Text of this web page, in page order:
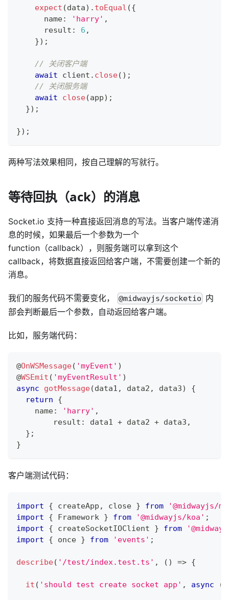
expect (data) . toEqual ({
      name
: 'harry' ,
      result
: 6 ,
}) ;
// 关闭客户端
await client . close( ) ;
// 关闭服务端
await
close(app) ;
}) ;
}) ;
两种写法效果相同，按自己理解的写就行。
等待回执（ack）的消息
Socket.io 支持一种直接返回消息的写法。当客户端传递消
息的时候，如果最后一个参数为一个
function（callback），则服务端可以拿到这个
callback，将数据直接返回给客户端，不需要创建一个新的
消息。
我们的服务代码不需要变化， @midwayjs/socketio 内
部会判断最后一个参数，自动返回给客户端。
比如，服务端代码：
@OnWSMessage( 'myEvent' )
@WSEmit ( 'myEventResult' )
async
gotMessage(data1 , data2 , data3)
{
return
{
    name
: 'harry' ,
  	result
: data1 + data2 + data3 ,
} ;
}
客户端测试代码：
import { createApp , close } from
'@midwayjs/
import
{ Framework } from '@midwayjs/koa' ;
import
{ createSocketIOClient } from
import
{ once } from 'events' ;
describe( '/test/index.test.ts' , ( ) => {
it ( 'should test create socket app' , async (